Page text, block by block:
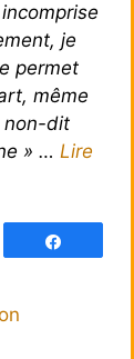
je
permet
même
non-dit
» … Lire